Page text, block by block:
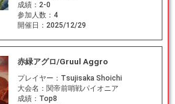
成績： 2-0
参加人数： 4
開催日： 2025/12/29
赤緑アグロ/Gruul Aggro
プレイヤー： Tsujisaka Shoichi
大会名： 関帝前哨戦パイオニア
成績： Top8